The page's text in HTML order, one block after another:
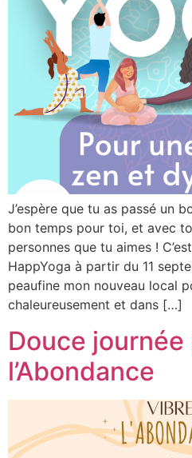
J’espère que tu as passé un
bon temps pour toi, et avec
personnes que tu aimes !
HappYoga à partir du 11
peaufine mon nouveau local
chaleureusement et dans […]
Douce
l’Abondance